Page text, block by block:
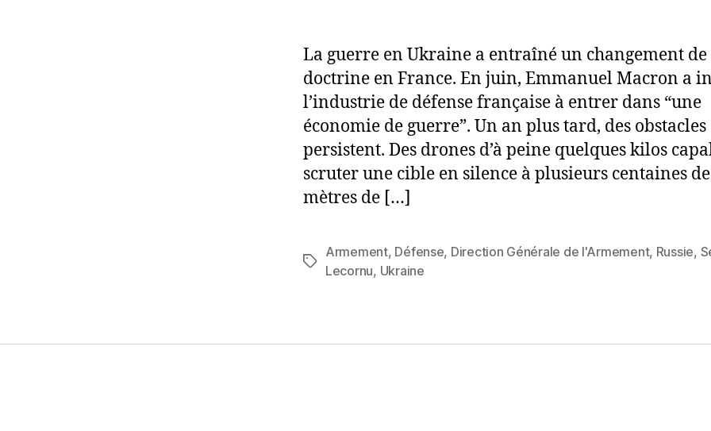
La guerre en Ukraine a entraîné un changement de
doctrine en France. En juin, Emmanuel Macron a
l’industrie de défense française à entrer dans “une
économie de guerre”. Un an plus tard, des obstacles
persistent. Des drones d’à peine quelques kilos
scruter une cible en silence à plusieurs centaines de
mètres de […]
Étiquettes
Armement, Défense, Direction Générale de l'Armement, Russie,
Lecornu, Ukraine